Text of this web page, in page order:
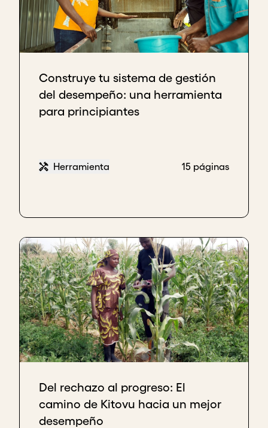
Construye tu sistema de gestión
del desempeño: una herramienta
para principiantes
Herramienta 15 páginas
Del rechazo al progreso: El
camino de Kitovu hacia un mejor
desempeño